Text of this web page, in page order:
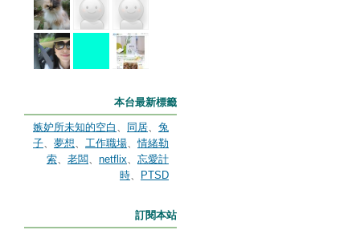
本台最新標籤
嫉妒所未知的空白 、 同居、 兔
子、 夢想、 工作職場、情緒勒
索、 老闆、 netflix、 忘愛計
時、 PTSD
訂閱本站